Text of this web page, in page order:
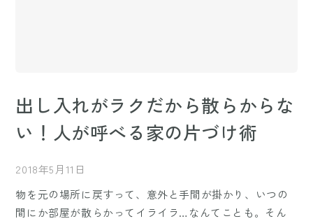
出し入れがラクだから散らからな
い！人が呼べる家の片づけ術
2018年5月11日
物を元の場所に戻すって、意外と手間が掛かり、いつの
間にか部屋が散らかってイライラ…なんてことも。そん